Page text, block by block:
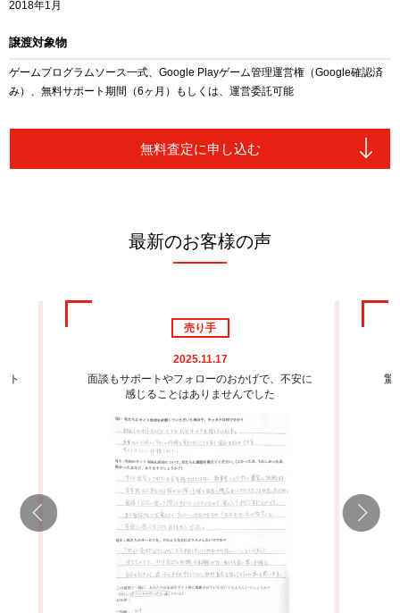
2018年1月
譲渡対象物
ゲームプログラムソース一式、Google Playゲーム管理運営権（Google確認済
み）、無料サポート期間（6ヶ月）もしくは、運営委託可能
無料査定に申し込む
最新のお客様の声
ト
売り手
2025.11.17
面談もサポートやフォローのおかげで、不安に
感じることはありませんでした
驚